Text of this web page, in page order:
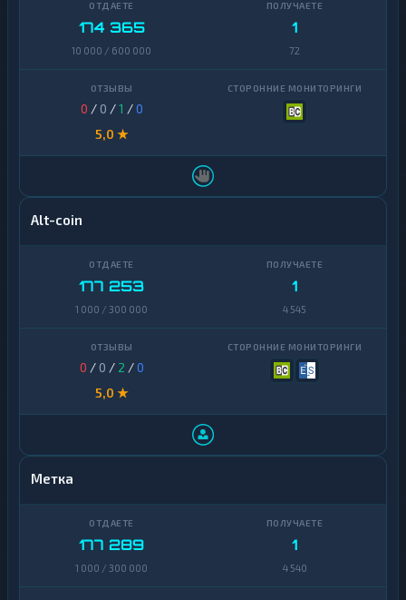
174 365
10 000 / 600 000
1
72
0 / 0 /1 /0
5,0 ★
Alt-coin
177 253
1 000 / 300 000
1
4 545
0 / 0 / 2 /0
5,0 ★
Метка
177 289
1 000 / 300 000
1
4 540